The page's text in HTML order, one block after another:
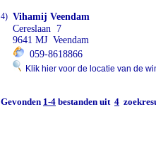
4) Vihamij Veendam
Cereslaan 7
9641 MJ Veendam
059-8618866
Klik hier voor de locatie van de
Gevonden 1-4 bestanden uit 4